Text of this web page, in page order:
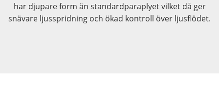
har djupare form än standardparaplyet vilket då ger
snävare ljusspridning och ökad kontroll över ljusflödet.